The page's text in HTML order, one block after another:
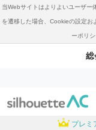
当Webサイトはよりよいユーザー
を遷移した場合、Cookieの設定お
ーポリ
総
プレミ